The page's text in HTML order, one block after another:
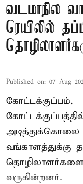
வடமாநில
ரெயிலில்
Published on: 07 Aug
கோட்டக்குப்பம்,
அடித்துக்கொலை
வங்காளத்துக்கு
வருகின்றனர்.